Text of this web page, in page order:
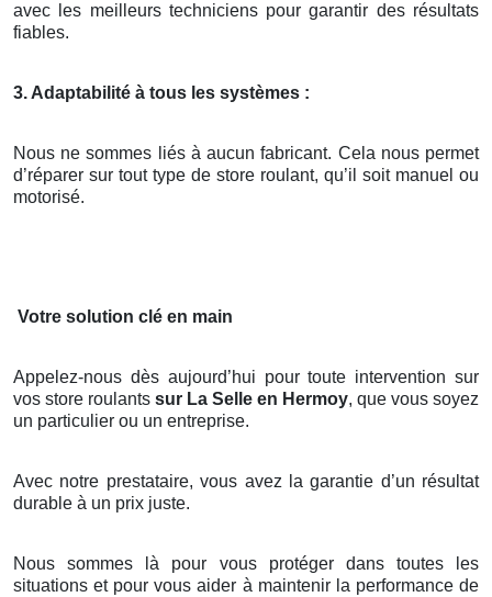
avec les meilleurs techniciens pour garantir des résultats
fiables.
3. Adaptabilité à tous les systèmes :
Nous ne sommes liés à aucun fabricant. Cela nous permet
d’réparer sur tout type de store roulant, qu’il soit manuel ou
motorisé.
Votre solution clé en main
Appelez-nous dès aujourd’hui pour toute intervention sur
vos store roulants sur La Selle en Hermoy, que vous soyez
un particulier ou un entreprise.
Avec notre prestataire, vous avez la garantie d’un résultat
durable à un prix juste.
Nous sommes là pour vous protéger dans toutes les
situations et pour vous aider à maintenir la performance de